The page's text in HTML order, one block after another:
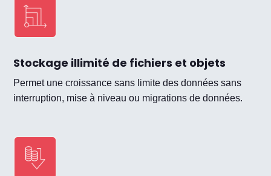
Stockage illimité de fichiers et objets
Permet une croissance sans limite des données sans
interruption, mise à niveau ou migrations de données.